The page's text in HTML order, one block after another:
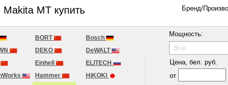
MT купить Бренд/
BORT
Bosch
DEKO
DeWALT
Einhell
ELITECH
Hammer
HiKOKI
Мощность:
Все
Цена, бел. руб.
от